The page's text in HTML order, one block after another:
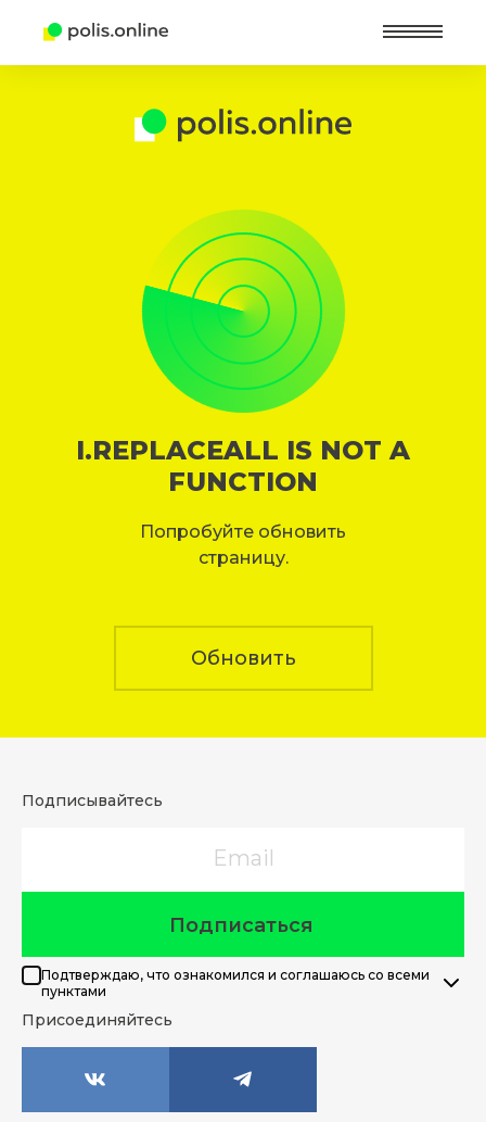
I.REPLACEALL IS NOT A
FUNCTION
Попробуйте обновить
страницу.
Обновить
Подписывайтесь
Подписаться
Подтверждаю, что ознакомился и соглашаюсь со всеми
пунктами
Присоединяйтесь